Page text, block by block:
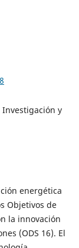
Investigación y
energética
Objetivos de
la innovación
(ODS 16). El